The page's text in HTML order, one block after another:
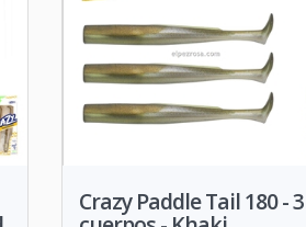
Crazy Paddle Tail 180 - 3